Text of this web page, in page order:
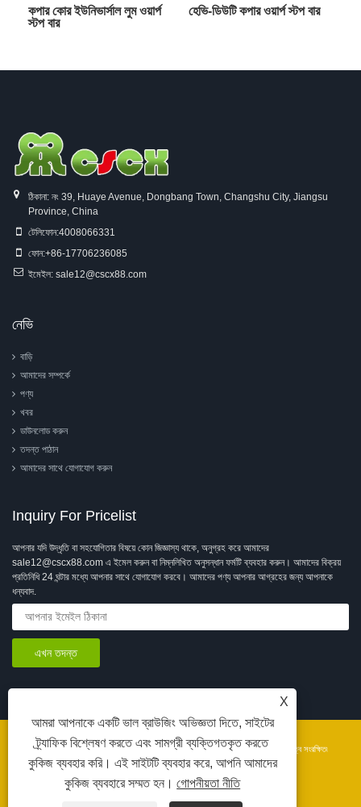
কপার কোর ইউনিভার্সাল লুম ওয়ার্প
স্টপ বার
হেভি-ডিউটি ​​কপার ওয়ার্প স্টপ বার
ঠিকানা: নং 39, Huaye Avenue, Dongbang Town, Changshu City, Jiangsu
Province, China
টেলিফোন:4008066331
ফোন:+86-17706236085
ইমেইল: sale12@cscx88.com
নেভি
বাড়ি
আমাদের সম্পর্কে
পণ্য
খবর
ডাউনলোড করুন
তদন্ত পাঠান
আমাদের সাথে যোগাযোগ করুন
Inquiry For Pricelist
আপনার যদি উদ্ধৃতি বা সহযোগিতার বিষয়ে কোন জিজ্ঞাস্য থাকে, অনুগ্রহ করে আমাদের
sale12@cscx88.com এ ইমেল করুন বা নিম্নলিখিত অনুসন্ধান ফর্মটি ব্যবহার করুন। আমাদের বিক্রয়
প্রতিনিধি 24 ঘন্টার মধ্যে আপনার সাথে যোগাযোগ করবে। আমাদের পণ্য আপনার আগ্রহের জন্য আপনাকে
ধন্যবাদ.
কপিরাইট © 2026 Changshu Changxin Textile Equipment Co., Ltd. সর্বস্বত্ব সংরক্ষিত৷
苏公网安备 32058102002902号
লিঙ্ক
XML Privacy Policy
X
আমরা আপনাকে একটি ভাল ব্রাউজিং অভিজ্ঞতা দিতে, সাইটের
ট্র্যাফিক বিশ্লেষণ করতে এবং সামগ্রী ব্যক্তিগতকৃত করতে
কুকিজ ব্যবহার করি। এই সাইটটি ব্যবহার করে, আপনি আমাদের
কুকিজ ব্যবহারে সম্মত হন।গোপনীয়তা নীতি